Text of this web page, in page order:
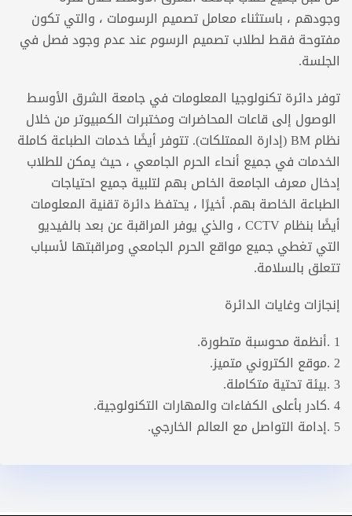
وجودهم ، باستثناء معامل تصميم الرسومات ، والتي تكون
مفتوحة فقط لطلاب تصميم الرسوم عند عدم وجود فصل في
الجلسة.
توفر دائرة تكنولوجيا المعلومات في جامعة الشرق الأوسط
الوصول إلى قاعات المحاضرات ومختبرات الكمبيوتر من خلال
نظام BM (إدارة الممتلكات). تتوفر أيضًا خدمات الطباعة كاملة
الخدمات في جميع أنحاء الحرم الجامعي ، حيث يمكن للطلاب
إدخال معرف الجامعة الخاص بهم لتلبية جميع احتياجات
الطباعة الخاصة بهم. أخيرًا ، يحتفظ دائرة تقنية المعلومات
أيضًا بنظام CCTV ، والذي يوفر المراقبة عن بعد بالفيديو
التي تغطي جميع مواقع الحرم الجامعي ومراقبتها لأسباب
تتعلق بالسلامة.
إنجازات وغايات الدائرة
1 .أنظمة محوسبة متطورة.
2 .موقع الكتروني متميز.
3 .بيئة تحتية متكاملة.
4 .كادر بأعلى الكفاءات والمهارات التكنولوجية.
5 .إدامة التواصل مع العالم الخارجي.